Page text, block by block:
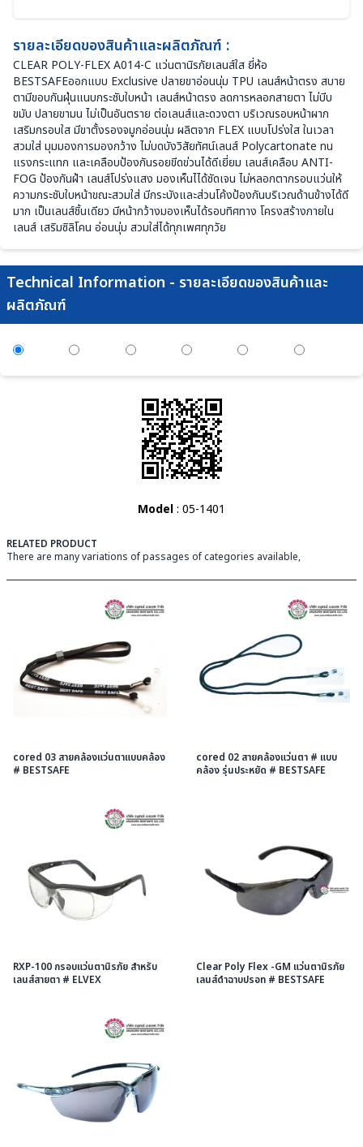
รายละเอียดของสินค้าและผลิตภัณฑ์ :
CLEAR POLY-FLEX A014-C แว่นตานิรภัยเลนส์ใส ยี่ห้อ
BESTSAFEออกแบบ Exclusive ปลายขาอ่อนนุ่ม TPU เลนส์หน้าตรง สบาย
ตามีขอบกันฝุ่นแนบกระชับใบหน้า เลนส์หน้าตรง ลดการหลอกสายตา ไม่บีบ
ขมับ ปลายขามน ไม่เป็นอันตราย ต่อเลนส์และดวงตา บริเวณรอบหน้าผาก
เสริมกรอบใส มีขาตั้งรองจมูกอ่อนนุ่ม ผลิตจาก FLEX แบบโปร่งใส ในเวลา
สวมใส่ มุมมองการมองกว้าง ไม่บดบังวิสัยทัศน์เลนส์ Polycartonate ทน
แรงกระแทก และเคลือบป้องกันรอยขีดข่วนได้ดีเยี่ยม เลนส์เคลือบ ANTI-
FOG ป้องกันฝ้า เลนส์โปร่งแสง มองเห็นไได้ชัดเจน ไม่หลอกตากรอบแว่นให้
ความกระชับใบหน้าขณะสวมใส่ มีกระบังและส่วนโค้งป้องกันบริเวณด้านข้างได้ดี
มาก เป็นเลนส์ชิ้นเดียว มีหน้ากว้างมองเห็นได้รอบทิศทาง โครงสร้างภายใน
เลนส์ เสริมซิลิโคน อ่อนนุ่ม สวมใส่ได้ทุกเพศทุกวัย
Technical Information - รายละเอียดของสินค้าและ
ผลิตภัณฑ์
Model: 05-1401
RELATED PRODUCT
There are many variations of passages of categories available,
cored 03 สายคล้องแว่นตาแบบคล้อง
# BESTSAFE
cored 02 สายคล้องแว่นตา # แบบ
คล้อง รุ่นประหยัด # BESTSAFE
RXP-100 กรอบแว่นตานิรภัย สำหรับ
เลนส์สายตา # ELVEX
Clear Poly Flex -GM แว่นตานิรภัย
เลนส์ดำฉาบปรอท # BESTSAFE